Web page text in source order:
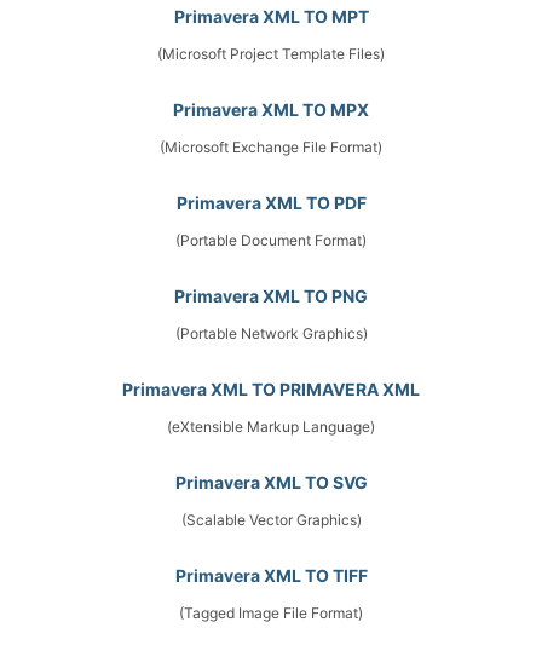
Primavera XML TO MPT
(Microsoft Project Template Files)
Primavera XML TO MPX
(Microsoft Exchange File Format)
Primavera XML TO PDF
(Portable Document Format)
Primavera XML TO PNG
(Portable Network Graphics)
Primavera XML TO PRIMAVERA XML
(eXtensible Markup Language)
Primavera XML TO SVG
(Scalable Vector Graphics)
Primavera XML TO TIFF
(Tagged Image File Format)